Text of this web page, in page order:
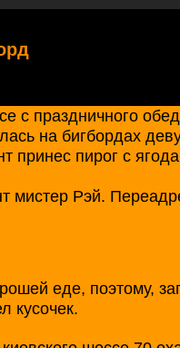
с праздничного
на бигбордах
принес пирог с
мистер Рэй.
еде, поэтому,
кусочек.